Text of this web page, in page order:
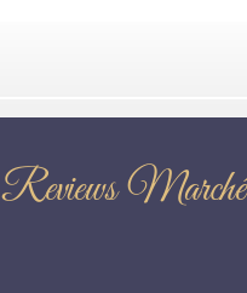
Reviews